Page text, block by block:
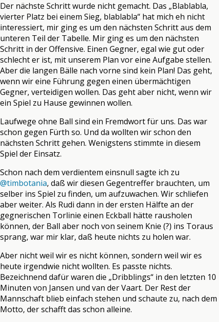
Der nächste Schritt wurde nicht gemacht. Das „Blablabla,
vierter Platz bei einem Sieg, blablabla“ hat mich eh nicht
interessiert, mir ging es um den nächsten Schritt aus dem
unteren Teil der Tabelle. Mir ging es um den nächsten
Schritt in der Offensive. Einen Gegner, egal wie gut oder
schlecht er ist, mit unserem Plan vor eine Aufgabe stellen.
Aber die langen Bälle nach vorne sind kein Plan! Das geht,
wenn wir eine Führung gegen einen übermächtigen
Gegner, verteidigen wollen. Das geht aber nicht, wenn wir
ein Spiel zu Hause gewinnen wollen.
Laufwege ohne Ball sind ein Fremdwort für uns. Das war
schon gegen Fürth so. Und da wollten wir schon den
nächsten Schritt gehen. Wenigstens stimmte in diesem
Spiel der Einsatz.
Schon nach dem verdientem einsnull sagte ich zu
@timbotania, daß wir diesen Gegentreffer brauchten, um
selber ins Spiel zu finden, um aufzuwachen. Wir schliefen
aber weiter. Als Rudi dann in der ersten Hälfte an der
gegnerischen Torlinie einen Eckball hätte rausholen
können, der Ball aber noch von seinem Knie (?) ins Toraus
sprang, war mir klar, daß heute nichts zu holen war.
Aber nicht weil wir es nicht können, sondern weil wir es
heute irgendwie nicht wollten. Es passte nichts.
Bezeichnend dafür waren die „Dribblings“ in den letzten 10
Minuten von Jansen und van der Vaart. Der Rest der
Mannschaft blieb einfach stehen und schaute zu, nach dem
Motto, der schafft das schon alleine.